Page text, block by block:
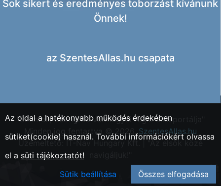
Sok sikert és eredményes toborzást kívánunk
Önnek!
az SzentesAllas.hu csapata
"Szentes, Csongrád vármegyei régió állásportálja"
Minden jog fentartva © 2026.SzentesAllas.hu
Üzemeltető: IT-Nav Hungary Kft. | "Az elsők közé
Az oldal a hatékonyabb működés érdekében
sütiket(cookie) használ. További információkért olvassa
el a süti tájékoztatót!
Sütik beállítása
Összes elfogadása